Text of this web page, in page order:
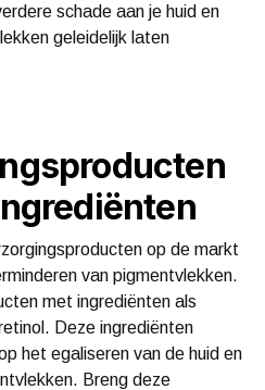
schade aan je huid en
geleidelijk laten
op de markt
van pigmentvlekken.
met ingrediënten als
Deze ingrediënten
het egaliseren van de huid en
Breng deze